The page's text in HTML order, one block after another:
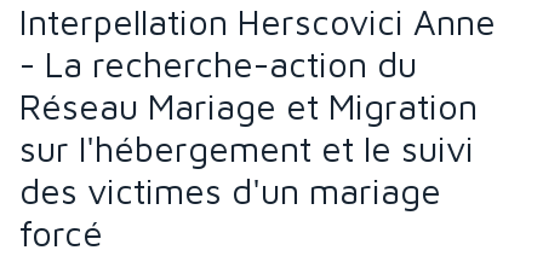
Interpellation Herscovici Anne
- La recherche-action du
Réseau Mariage et Migration
sur l'hébergement et le suivi
des victimes d'un mariage
forcé